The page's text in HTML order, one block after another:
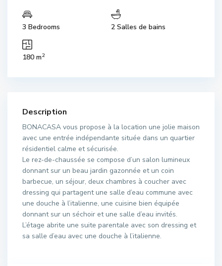
3 Bedrooms 2 Salles de bains
180 m2
Description
BONACASA vous propose à la location une jolie maison
avec une entrée indépendante située dans un quartier
résidentiel calme et sécurisée.
Le rez-de-chaussée se compose d’un salon lumineux
donnant sur un beau jardin gazonnée et un coin
barbecue, un séjour, deux chambres à coucher avec
dressing qui partagent une salle d’eau commune avec
une douche à l’italienne, une cuisine bien équipée
donnant sur un séchoir et une salle d’eau invités.
L’étage abrite une suite parentale avec son dressing et
sa salle d’eau avec une douche à l’italienne.